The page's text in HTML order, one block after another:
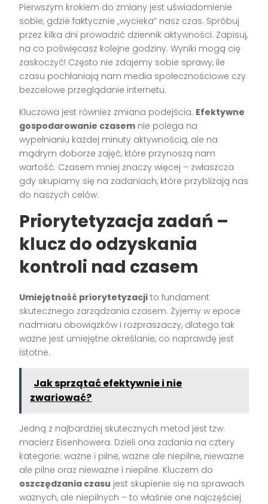
Pierwszym krokiem do zmiany jest uświadomienie
sobie, gdzie faktycznie „wycieka” nasz czas. Spróbuj
przez kilka dni prowadzić dziennik aktywności. Zapisuj,
na co poświęcasz kolejne godziny. Wyniki mogą cię
zaskoczyć! Często nie zdajemy sobie sprawy, ile
czasu pochłaniają nam media społecznościowe czy
bezcelowe przeglądanie internetu.
Kluczowa jest również zmiana podejścia. Efektywne
gospodarowanie czasem nie polega na
wypełnianiu każdej minuty aktywnością, ale na
mądrym doborze zajęć, które przynoszą nam
wartość. Czasem mniej znaczy więcej – zwłaszcza
gdy skupiamy się na zadaniach, które przybliżają nas
do naszych celów.
Priorytetyzacja zadań –
klucz do odzyskania
kontroli nad czasem
Umiejętność priorytetyzacji to fundament
skutecznego zarządzania czasem. Żyjemy w epoce
nadmiaru obowiązków i rozpraszaczy, dlatego tak
ważne jest umiejętne określanie, co naprawdę jest
istotne.
Jak sprzątać efektywnie i nie
zwariować?
Jedną z najbardziej skutecznych metod jest tzw.
macierz Eisenhowera. Dzieli ona zadania na cztery
kategorie: ważne i pilne, ważne ale niepilne, nieważne
ale pilne oraz nieważne i niepilne. Kluczem do
oszczędzania czasu jest skupienie się na sprawach
ważnych, ale niepilnych – to właśnie one najczęściej